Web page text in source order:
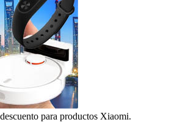
para productos Xiaomi.